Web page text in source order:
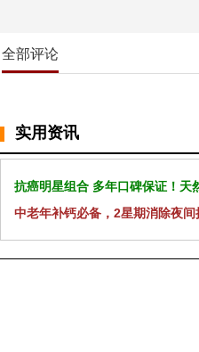
全部评论
实用资讯
抗癌明星组合 多年口碑保证！天
中老年补钙必备，2星期消除夜